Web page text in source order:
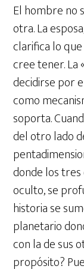
El hombre no
otra. La
clarifica lo
cree tener. La
decidirse por
como
soporta.
del otro lado
donde los
oculto, se
historia se
planetario
con la de sus
propósito?